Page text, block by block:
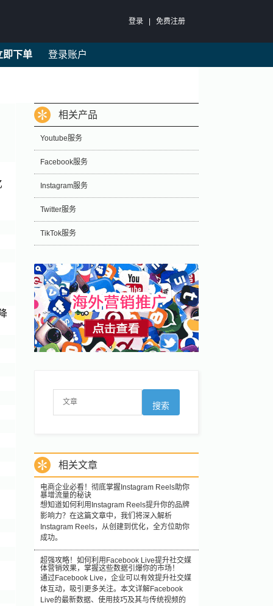
登录 免费注册
即下单 登录账户
相关产品
Youtube服务
Facebook服务
Instagram服务
Twitter服务
TikTok服务
相关文章
电商企业必看！彻底掌握Instagram Reels助你
暴增流量的秘诀
想知道如何利用Instagram Reels提升你的品牌
影响力？在这篇文章中，我们将深入解析
Instagram Reels，从创建到优化，全方位助你
成功。
超强攻略！如何利用Facebook Live提升社交媒
体营销效果，掌握这些数据引爆你的市场！
通过Facebook Live，企业可以有效提升社交媒
体互动，吸引更多关注。本文详解Facebook
Live的最新数据、使用技巧及其与传统视频的